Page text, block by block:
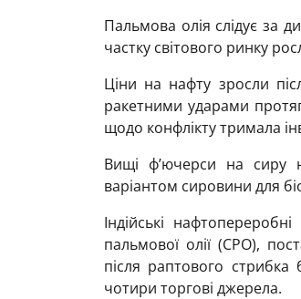
Пальмова олія слідує за
частку світового ринку
Ціни на нафту зросли
ракетними ударами
щодо конфлікту тримала
Вищі ф’ючерси на сиру
варіантом сировини для
Індійські
пальмової олії (CPO),
після раптового стрибка
чотири торгові джерела.